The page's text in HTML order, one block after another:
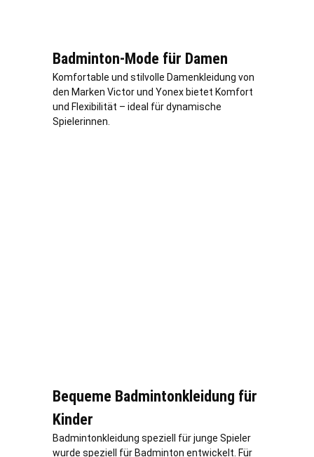
Badminton-Mode für Damen
Komfortable und stilvolle Damenkleidung von
den Marken Victor und Yonex bietet Komfort
und Flexibilität – ideal für dynamische
Spielerinnen.
Bequeme Badmintonkleidung für
Kinder
Badmintonkleidung speziell für junge Spieler
wurde speziell für Badminton entwickelt. Für